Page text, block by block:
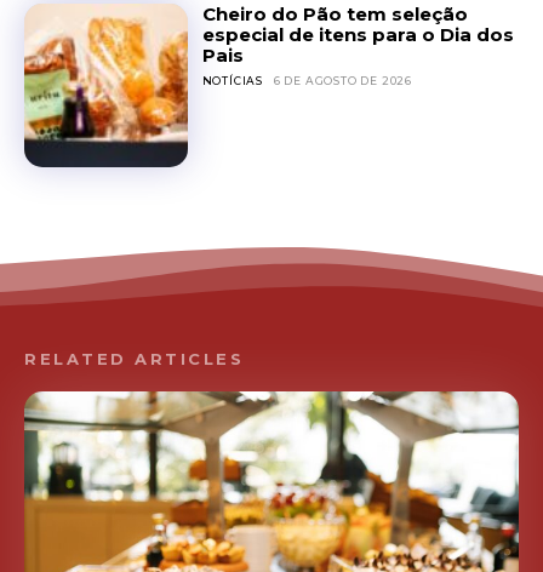
Cheiro do Pão tem seleção
especial de itens para o Dia dos
Pais
NOTÍCIAS 6 DE AGOSTO DE 2026
RELATED ARTICLES